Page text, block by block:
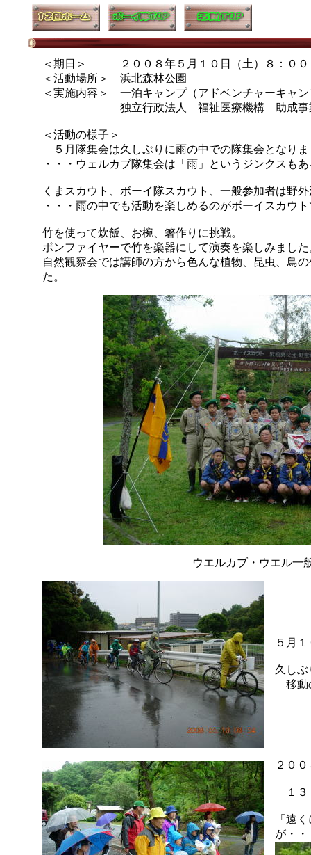
＜期日＞ ２００８年５月１０日（土）８：００
＜活動場所＞ 浜北森林公園
＜実施内容＞ 一泊キャンプ（アドベンチャーキャ
独立行政法人 福祉医療機構 助成事業（
＜活動の様子＞
５月隊集会は久しぶりに雨の中での隊集会となりま
・・・ウェルカブ隊集会は「雨」というジンクスも
くまスカウト、ボーイ隊スカウト、一般参加者は野
・・・雨の中でも活動を楽しめるのがボーイスカウ
竹を使って炊飯、お椀、箸作りに挑戦。
ボンファイヤーで竹を楽器にして演奏を楽しみまし
自然観察会では講師の方から色んな植物、昆虫、鳥
た。
ウエルカブ・ウエル一
５月
久し
移動
２０
１３
「遠
が・・